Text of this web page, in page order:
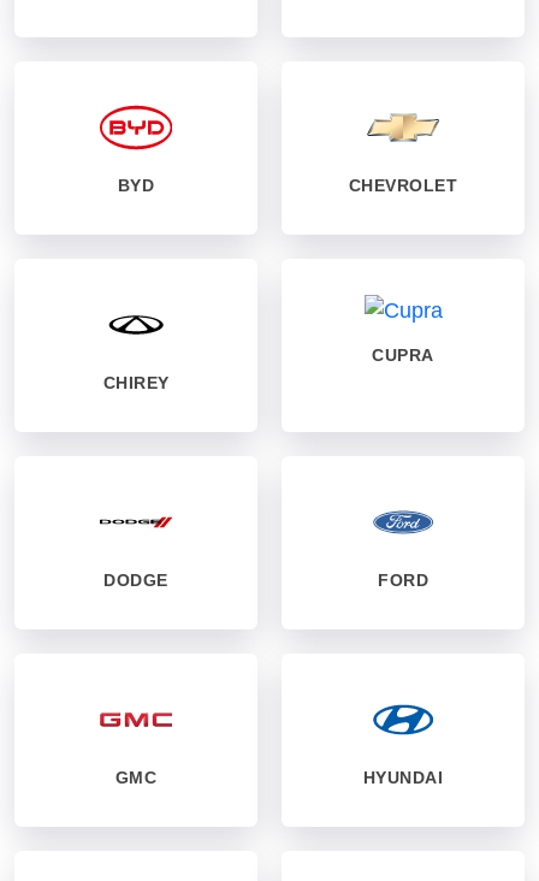
BYD CHEVROLET
CHIREY
CUPRA
DODGE FORD
GMC HYUNDAI